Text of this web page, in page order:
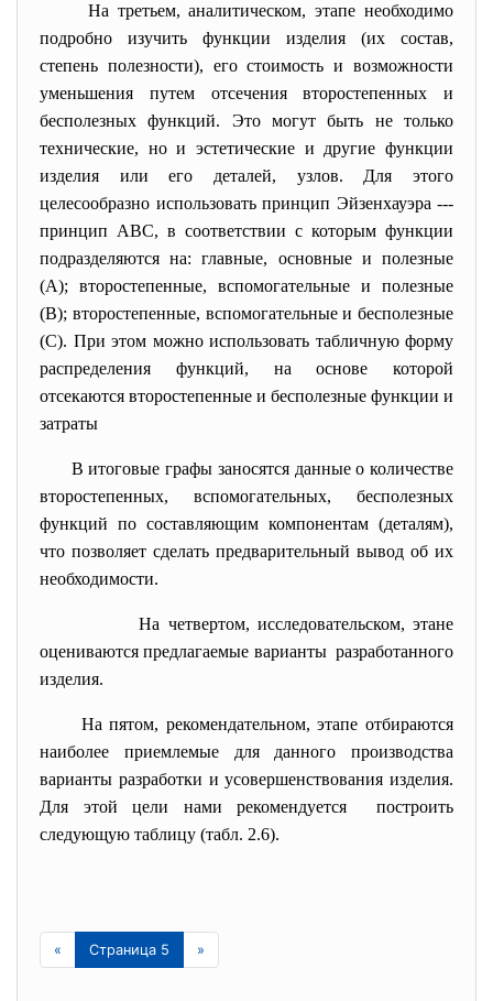
На третьем, аналитическом, этапе необходимо
подробно изучить функции изделия (их состав,
степень полезности), его стоимость и возможности
уменьшения путем отсечения второстепенных и
бесполезных функций. Это могут быть не только
технические, но и эстетические и другие функции
изделия или его деталей, узлов. Для этого
целесообразно использовать принцип Эйзенхауэра ---
принцип ABC, в соответствии с которым функции
подразделяются на: главные, основные и полезные
(А); второстепенные, вспомогательные и полезные
(В); второстепенные, вспомогательные и бесполезные
(С). При этом можно использовать табличную форму
распределения функций, на основе которой
отсекаются второстепенные и бесполезные функции и
затраты
В итоговые графы заносятся данные о количестве
второстепенных, вспомогательных, бесполезных
функций по составляющим компонентам (деталям),
что позволяет сделать предварительный вывод об их
необходимости.
На четвертом, исследовательском, этане
оцениваются предлагаемые варианты разработанного
изделия.
На пятом, рекомендательном, этапе отбираются
наиболее приемлемые для данного производства
варианты разработки и усовершенствования изделия.
Для этой цели нами рекомендуется построить
следующую таблицу (табл. 2.6).
« Страница 5 »